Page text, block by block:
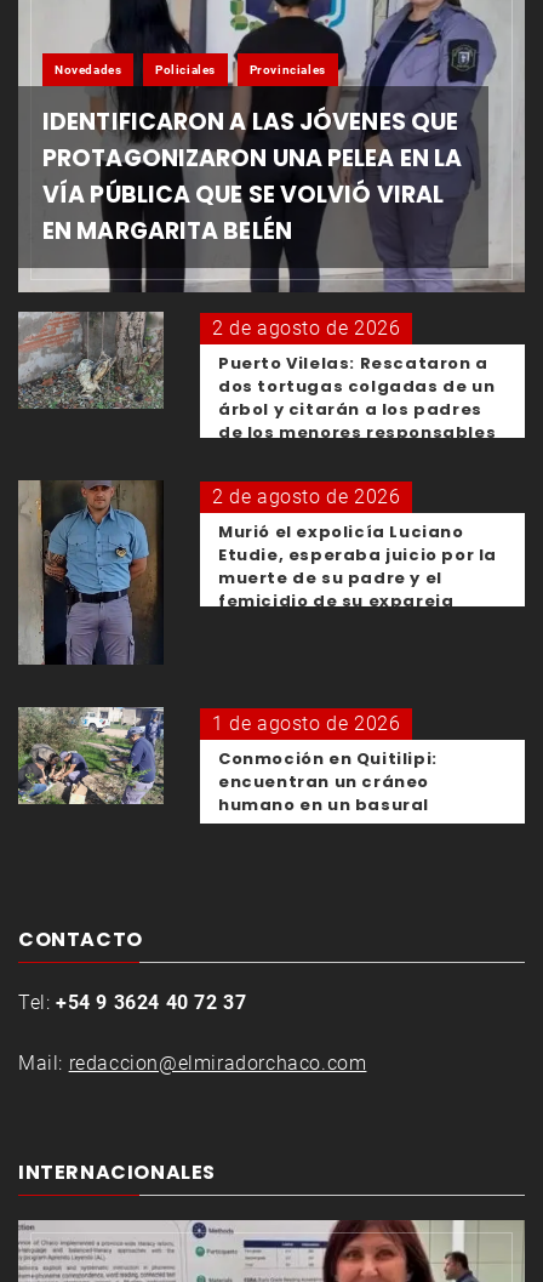
Novedades Policiales Provinciales
IDENTIFICARON A LAS JÓVENES QUE
PROTAGONIZARON UNA PELEA EN LA
VÍA PÚBLICA QUE SE VOLVIÓ VIRAL
EN MARGARITA BELÉN
2 de agosto de 2026
Puerto Vilelas: Rescataron a
dos tortugas colgadas de un
árbol y citarán a los padres
de los menores responsables
2 de agosto de 2026
Murió el expolicía Luciano
Etudie, esperaba juicio por la
muerte de su padre y el
femicidio de su expareja
1 de agosto de 2026
Conmoción en Quitilipi:
encuentran un cráneo
humano en un basural
CONTACTO
Tel: +54 9 3624 40 72 37
Mail: redaccion@elmiradorchaco.com
INTERNACIONALES